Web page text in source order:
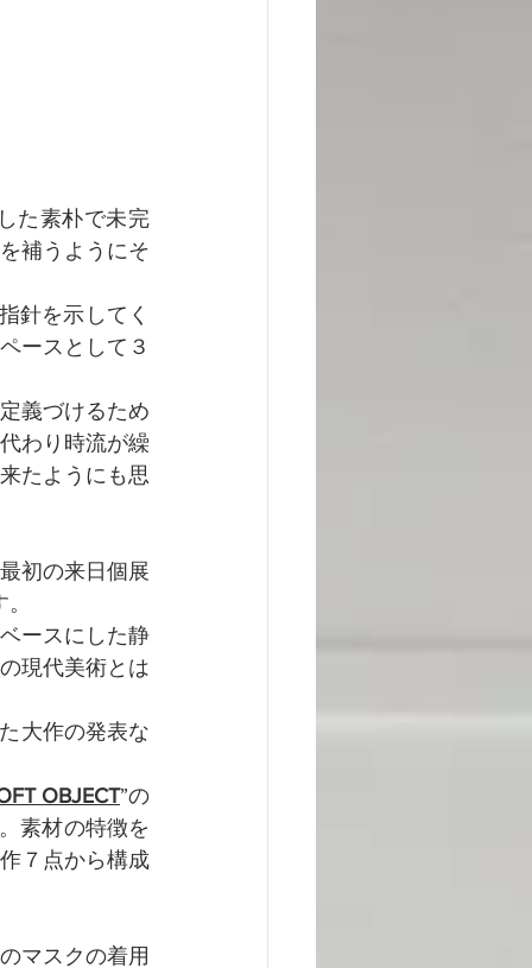
た素朴で未完
補うようにそ
針を示してく
ースとして３
義づけるため
わり時流が繰
たようにも思
初の来日個展
ースにした静
現代美術とは
大作の発表な
OBJECT”の
素材の特徴を
７点から構成
マスクの着用